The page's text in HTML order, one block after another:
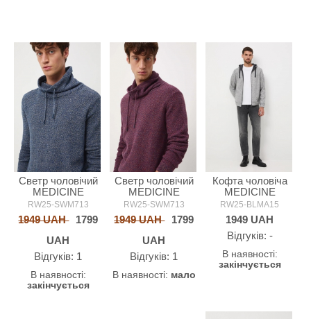
Светр чоловічий
MEDICINE
RW25-SWM713
1949 UAH
1799
UAH
Відгуків: 1
В наявності:
закінчується
Светр чоловічий
MEDICINE
RW25-SWM713
1949 UAH
1799
UAH
Відгуків: 1
В наявності: мало
Кофта чоловіча
MEDICINE
RW25-BLMA15
1949 UAH
Відгуків: -
В наявності:
закінчується